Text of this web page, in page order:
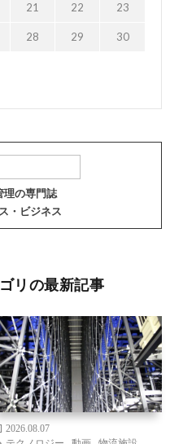
21 22 23
28 29 30
理の専門誌
・ビジネス
リの最新記事
2026.08.07